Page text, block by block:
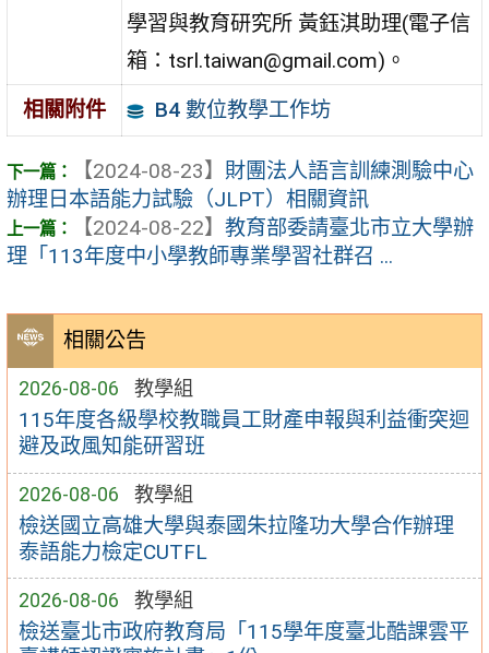
相關公告
2026-08-06 教學組
115年度各級學校教職員工財產申報與利益衝突迴
避及政風知能研習班
2026-08-06 教學組
檢送國立高雄大學與泰國朱拉隆功大學合作辦理
泰語能力檢定CUTFL
2026-08-06 教學組
檢送臺北市政府教育局「115學年度臺北酷課雲平
學習與教育研究所 黃鈺淇助理(電子信
箱：tsrl.taiwan@gmail.com)。
相關附件
B4 數位教學工作坊
【2024-08-23】 財團法人語言訓練測驗中心
辦理日本語能力試驗（JLPT）相關資訊
【2024-08-22】 教育部委請臺北市立大學辦
理「113年度中小學教師專業學習社群召 ...